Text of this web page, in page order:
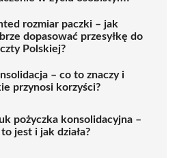
rozmiar paczki – jak
dopasować przesyłkę do
Polskiej?
– co to znaczy i
przynosi korzyści?
pożyczka konsolidacyjna –
jest i jak działa?